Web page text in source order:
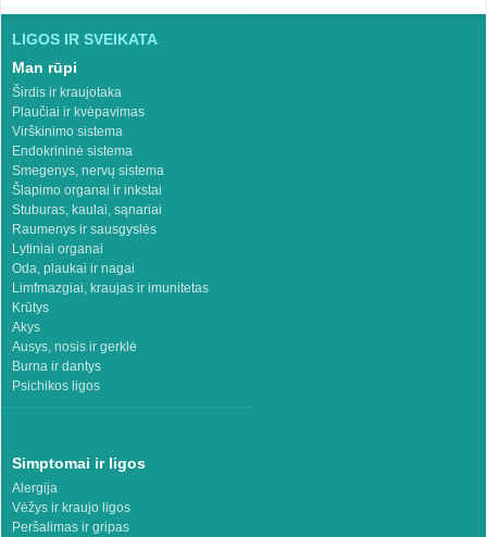
LIGOS IR SVEIKATA
Man rūpi
Širdis ir kraujotaka
Plaučiai ir kvėpavimas
Virškinimo sistema
Endokrininė sistema
Smegenys, nervų sistema
Šlapimo organai ir inkstai
Stuburas, kaulai, sąnariai
Raumenys ir sausgyslės
Lytiniai organai
Oda, plaukai ir nagai
Limfmazgiai, kraujas ir imunitetas
Krūtys
Akys
Ausys, nosis ir gerklė
Burna ir dantys
Psichikos ligos
Simptomai ir ligos
Alergija
Vėžys ir kraujo ligos
Peršalimas ir gripas